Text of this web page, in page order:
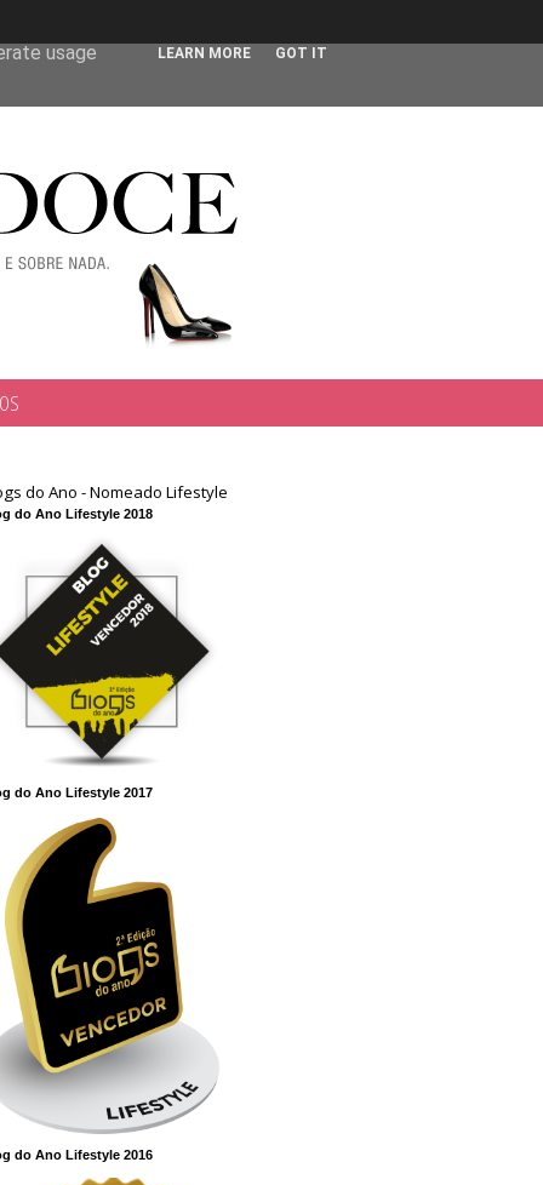
do Ano - Nomeado Lifestyle
do Ano Lifestyle 2018
do Ano Lifestyle 2017
do Ano Lifestyle 2016
usage
LEARN MORE GOT IT